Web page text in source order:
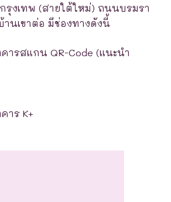
รุงเทพ (สายใต้ใหม่) ถนนบรมรา
นเขาต่อ มีช่องทางดังนี้
ารสแกน QR-Code (แนะนำ
าร K+